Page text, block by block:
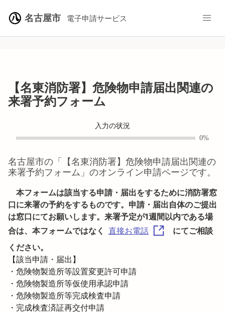
名古屋市 電子申請サービス
【名東消防署】危険物申請届出関連の
来署予約フォーム
入力の状況
0%
名古屋市の「
【名東消防署】危険物申請届出関連の
来署予約フォーム 」のオンライン申請ページです。
本フォームは該当する申請・届出をするために消防署窓
口に来署の予約をするものです。申請・届出自体のご提出
は窓口にてお願いします。来署予定が1週間以内である場
合は、本フォームではなく
直接お電話
にてご相談
ください。
【該当申請・届出】
・危険物製造所等設置変更許可申請
・危険物製造所等仮使用承認申請
・危険物製造所等完成検査申請
・完成検査済証再交付申請